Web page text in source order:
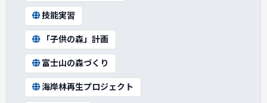
技能実習
「子供の森」計画
富士山の森づくり
海岸林再生プロジェクト